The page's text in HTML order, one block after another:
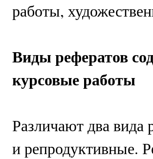
работы,
Виды рефератов
курсовые работы
Различают два вида
и репродуктивные.